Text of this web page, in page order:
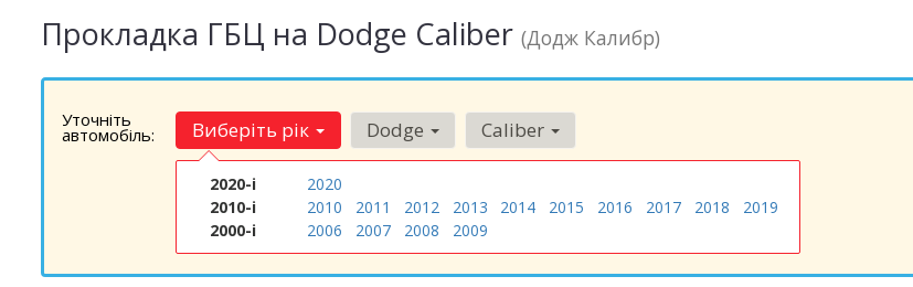
Прокладка ГБЦ на Dodge Caliber (Додж Калибр)
Уточніть
автомобіль: Виберіть рік
2020-і
2020
2010-і
2010 2011 2012 2013 2014 2015 2016 2017 2018
2019
2000-і
2006 2007 2008 2009
Dodge Caliber